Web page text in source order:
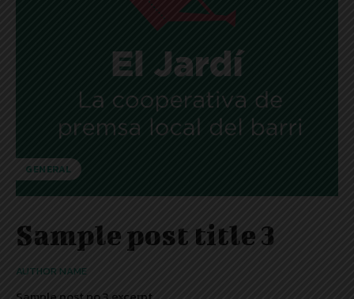
GENERAL
Sample post title 3
AUTHOR NAME